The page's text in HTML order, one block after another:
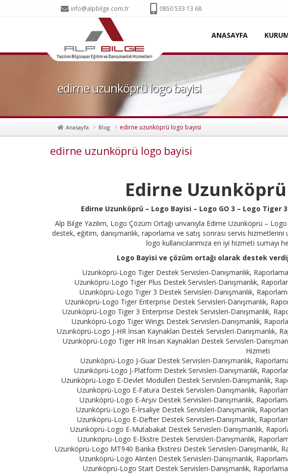
info@alpbilge.com.tr 0850 533 13 68
ANASAYFA
edirne uzunköprü logo bayisi
Anasayfa Blog edirne uzunköprü logo bayisi
edirne uzunköprü logo bayisi
Edirne
Edirne Uzunköprü – Logo Bayisi – Logo GO 3 – Logo Tiger
Alp Bilge Yazılım, Logo Çözüm Ortağı unvanıyla Edirne Uzunköprü –
destek, eğitim, danışmanlık, raporlama ve satış sonrası servis
logo kullanıcılarımıza en iyi hizmeti sumayı
Logo Bayisi ve çözüm ortağı olarak destek
Uzunköprü-Logo Tiger Destek Servisleri-Danışmanlık,
Uzunköprü-Logo Tiger Plus Destek Servisleri-Danışmanlık,
Uzunköprü-Logo Tiger 3 Destek Servisleri-Danışmanlık,
Uzunköprü-Logo Tiger Enterprise Destek Servisleri-Danışmanlık,
Uzunköprü-Logo Tiger 3 Enterprise Destek Servisleri-Danışmanlık,
Uzunköprü-Logo Tiger Wings Destek Servisleri-Danışmanlık,
Uzunköprü-Logo J-HR İnsan Kaynakları Destek Servisleri-Danışmanlık,
Uzunköprü-Logo Tiger HR İnsan Kaynakları Destek Servisleri-
Hizmeti
Uzunköprü-Logo J-Guar Destek Servisleri-Danışmanlık,
Uzunköprü-Logo J-Platform Destek Servisleri-Danışmanlık,
Uzunköprü-Logo E-Devlet Modülleri Destek Servisleri-Danışmanlık,
Uzunköprü-Logo E-Fatura Destek Servisleri-Danışmanlık,
Uzunköprü-Logo E-Arşiv Destek Servisleri-Danışmanlık,
Uzunköprü-Logo E-İrsaliye Destek Servisleri-Danışmanlık,
Uzunköprü-Logo E-Defter Destek Servisleri-Danışmanlık,
Uzunköprü-Logo E-Mutabakat Destek Servisleri-Danışmanlık,
Uzunköprü-Logo E-Ekstre Destek Servisleri-Danışmanlık,
Uzunköprü-Logo MT940 Banka Ekstresi Destek Servisleri-Danışmanlık,
Uzunköprü-Logo Alınteri Destek Servisleri-Danışmanlık,
Uzunköprü-Logo Start Destek Servisleri-Danışmanlık,